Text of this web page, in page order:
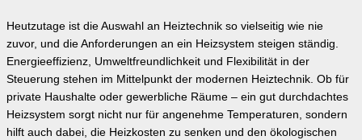
Heutzutage ist die Auswahl an Heiztechnik so vielseitig wie nie
zuvor, und die Anforderungen an ein Heizsystem steigen ständig.
Energieeffizienz, Umweltfreundlichkeit und Flexibilität in der
Steuerung stehen im Mittelpunkt der modernen Heiztechnik. Ob für
private Haushalte oder gewerbliche Räume – ein gut durchdachtes
Heizsystem sorgt nicht nur für angenehme Temperaturen, sondern
hilft auch dabei, die Heizkosten zu senken und den ökologischen